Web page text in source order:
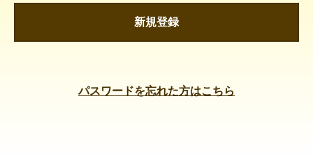
新規登録
パスワードを忘れた方はこちら